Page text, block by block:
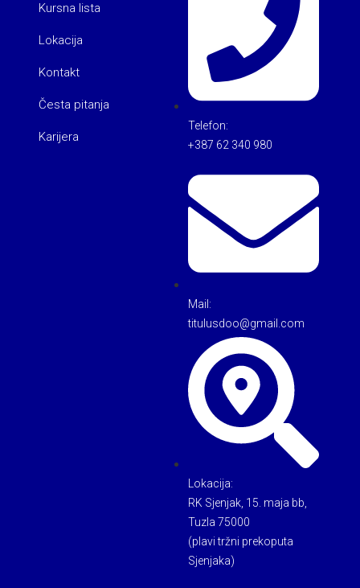
Kursna lista
Lokacija
Kontakt
Česta pitanja
Karijera
Telefon:
+387 62 340 980
Mail:
titulusdoo@gmail.com
Lokacija:
RK Sjenjak, 15. maja bb,
Tuzla 75000
(plavi tržni prekoputa
Sjenjaka)